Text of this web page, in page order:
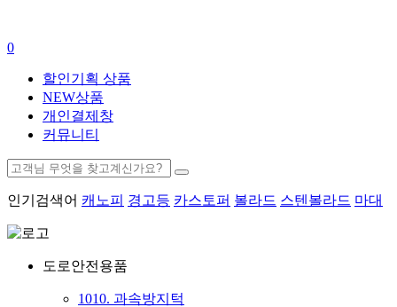
0
할인기획 상품
NEW상품
개인결제창
커뮤니티
인기검색어 캐노피 경고등 카스토퍼 볼라드 스텐볼라드 마대
도로안전용품
1010. 과속방지턱